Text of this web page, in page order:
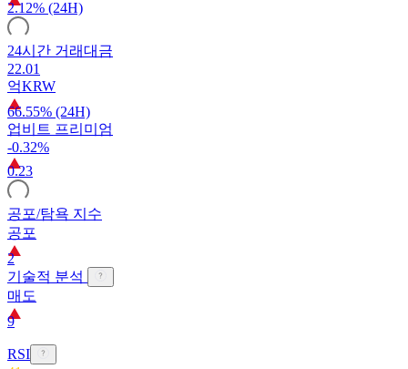
2.12% (24H)
24시간 거래대금
22.01
억KRW
66.55% (24H)
업비트 프리미엄
-0.32%
0.23
공포/탐욕 지수
공포
2
기술적 분석
매도
9
RSI